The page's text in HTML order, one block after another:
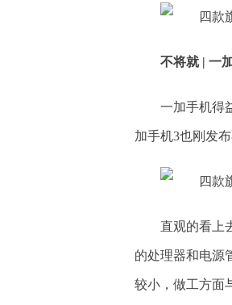
不将就 | 一
一加手机得
加手机3也刚发
直观的看上
的处理器和电源
较小，做工方面